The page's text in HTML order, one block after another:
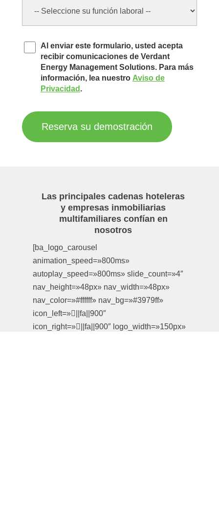
Al enviar este formulario, usted acepta
recibir comunicaciones de Verdant
Energy Management Solutions. Para más
información, lea nuestro Aviso de
Privacidad .
Reserva su demostración
Las principales cadenas hoteleras
y empresas inmobiliarias
multifamiliares confían en
nosotros
[ba_logo_carousel
animation_speed=»800ms»
autoplay_speed=»800ms» slide_count=»4″
nav_height=»48px» nav_width=»48px»
nav_color=»#ffffff» nav_bg=»#3979ff»
icon_left=»||fa||900″
icon_right=»||fa||900″ logo_width=»150px»